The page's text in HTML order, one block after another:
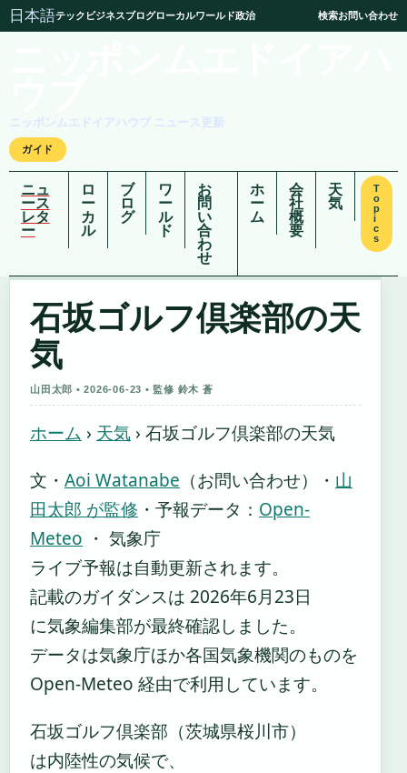
日本語テック ビジネスブログローカルワールド政治 検索お問い合わせ
ニッポンムエドイアハウブ ニュース更新
ガイド
ニュ
ース
レタ
ー
ロ
ー
カ
ル
ブ
ロ
グ
ワ
ー
ル
ド
お
問
い
合
わ
せ
ホ
ー
ム
会
社
概
要
天
気
T
o
p
i
c
s
石坂ゴルフ倶楽部の天
気
山田太郎 • 2026-06-23 • 監修 鈴木 蒼
ホーム › 天気 › 石坂ゴルフ倶楽部の天気
文・ Aoi Watanabe （お問い合わせ） ・ 山
田太郎 が監修 ・ 予報データ： Open-
Meteo ・ 気象庁
ライブ予報は自動更新されます。
記載のガイダンスは 2026年6月23日
に気象編集部が最終確認しました。
データは気象庁ほか各国気象機関のものを
Open-Meteo 経由で利用しています。
石坂ゴルフ倶楽部（茨城県桜川市）
は内陸性の気候で、